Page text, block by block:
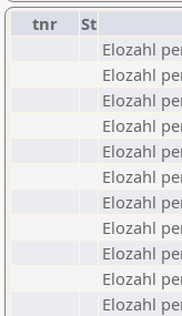
tnr
St
Elozahl
Elozahl
Elozahl
Elozahl
Elozahl
Elozahl
Elozahl
Elozahl
Elozahl
Elozahl
Elozahl